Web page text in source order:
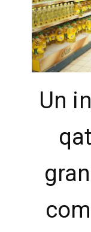
Un